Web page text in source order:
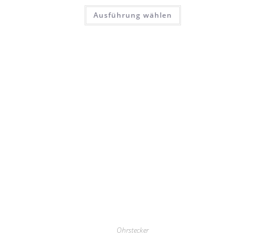
Ausführung wählen
Dieses
weist
Ohrstecker